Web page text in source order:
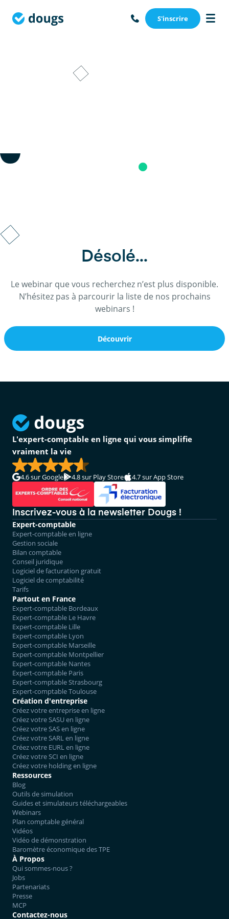
S'inscrire
Désolé...
Le webinar que vous recherchez n’est plus disponible.
N’hésitez pas à parcourir la liste de nos prochains
webinars !
Découvrir
L'expert-comptable en ligne qui vous simplifie
vraiment la vie
4.6sur Google 4.8sur Play Store 4.7sur App Store
Inscrivez-vous à la newsletter Dougs !
Expert-comptable
Expert-comptable en ligne
Gestion sociale
Bilan comptable
Conseil juridique
Logiciel de facturation gratuit
Logiciel de comptabilité
Tarifs
Partout en France
Expert-comptable Bordeaux
Expert-comptable Le Havre
Expert-comptable Lille
Expert-comptable Lyon
Expert-comptable Marseille
Expert-comptable Montpellier
Expert-comptable Nantes
Expert-comptable Paris
Expert-comptable Strasbourg
Expert-comptable Toulouse
Création d'entreprise
Créez votre entreprise en ligne
Créez votre SASU en ligne
Créez votre SAS en ligne
Créez votre SARL en ligne
Créez votre EURL en ligne
Créez votre SCI en ligne
Créez votre holding en ligne
Ressources
Blog
Outils de simulation
Guides et simulateurs téléchargeables
Webinars
Plan comptable général
Vidéos
Vidéo de démonstration
Baromètre économique des TPE
À Propos
Qui sommes-nous ?
Jobs
Partenariats
Presse
MCP
Contactez-nous